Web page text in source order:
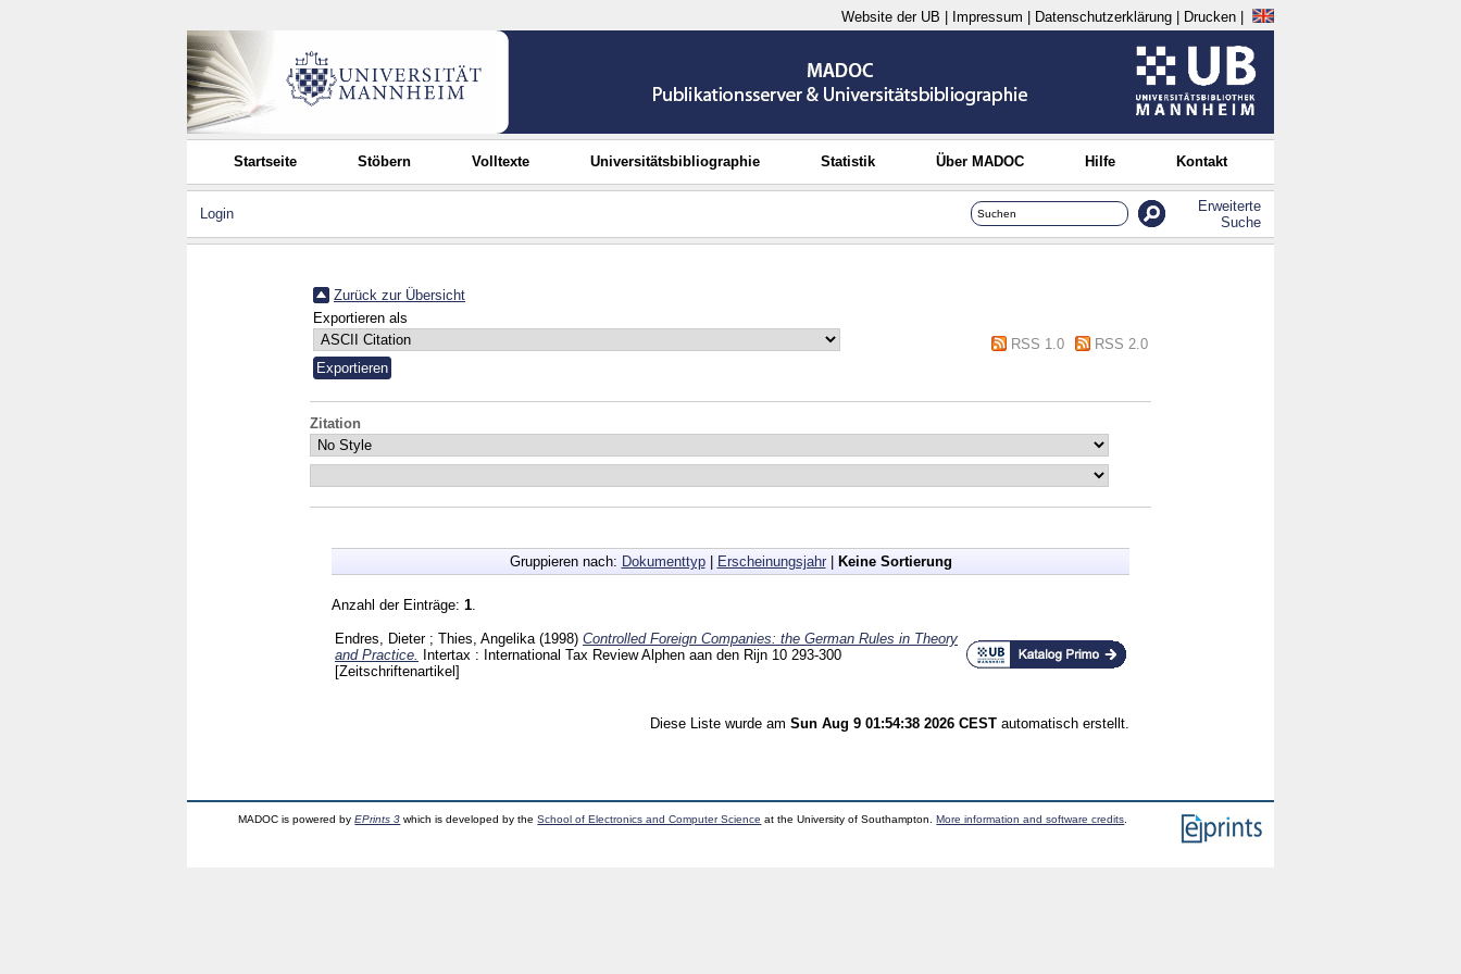
Website der UB Impressum Datenschutzerklärung Drucken
Startseite Stöbern Volltexte Universitätsbibliographie Statistik Über MADOC Hilfe Kontakt
Login
Erweiterte
Suche
Zurück zur Übersicht
Exportieren als
RSS 1.0
RSS 2.0
Zitation
Gruppieren nach: Dokumenttyp| Erscheinungsjahr| Keine Sortierung
Anzahl der Einträge: 1
Endres, Dieter; Thies, Angelika (1998) Controlled Foreign Companies: the German Rules in Theory
and Practice.
Intertax : International Tax Review Alphen aan den Rijn 10 293-300
[Zeitschriftenartikel]
Diese Liste wurde am Sun Aug 9 01:54:38 2026 CEST automatisch erstellt.
MADOC is powered byEPrints 3 which is developed by theSchool of Electronics and Computer Science at the University of Southampton.More information and software credits